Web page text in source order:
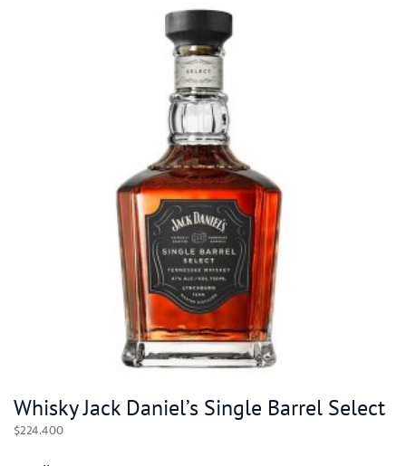
Whisky Jack Daniel’s Single Barrel Select
$224.400